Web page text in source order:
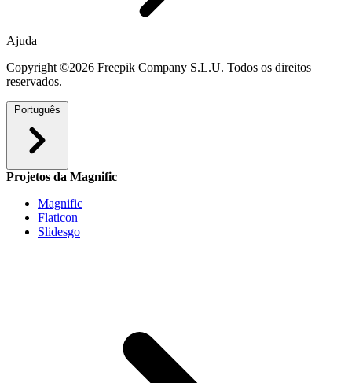
Ajuda
Copyright ©2026 Freepik Company S.L.U. Todos os direitos
reservados.
Português
Projetos da Magnific
Magnific
Flaticon
Slidesgo